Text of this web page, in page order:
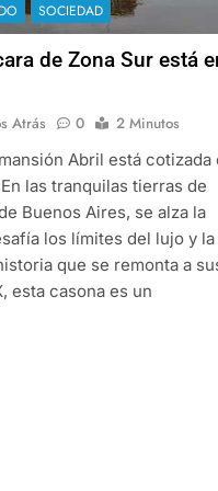
SOCIEDAD
de Zona Sur está
Atrás 0
2 Minutos
Abril está cotizada
las tranquilas tierras de
Buenos Aires, se alza la
los límites del lujo y la
que se remonta a
esta casona es un